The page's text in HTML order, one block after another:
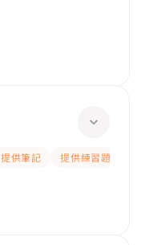
提供筆記
提供練習題/試題